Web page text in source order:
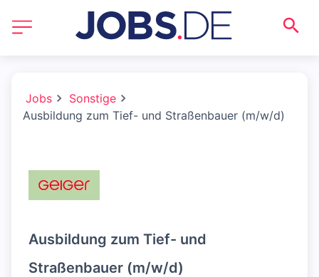
Jobs
Sonstige
Ausbildung zum Tief- und Straßenbauer (m/w/d)
Ausbildung zum Tief- und
Straßenbauer (m/w/d)